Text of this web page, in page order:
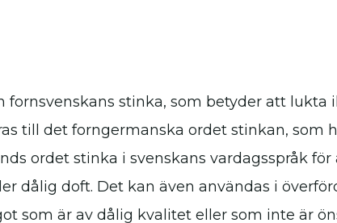
stinka, som betyder att lukta
till det forngermanska ordet stinkan, som
ordet stinka i svenskans vardagsspråk för
dålig doft. Det kan även användas i
som är av dålig kvalitet eller som inte är